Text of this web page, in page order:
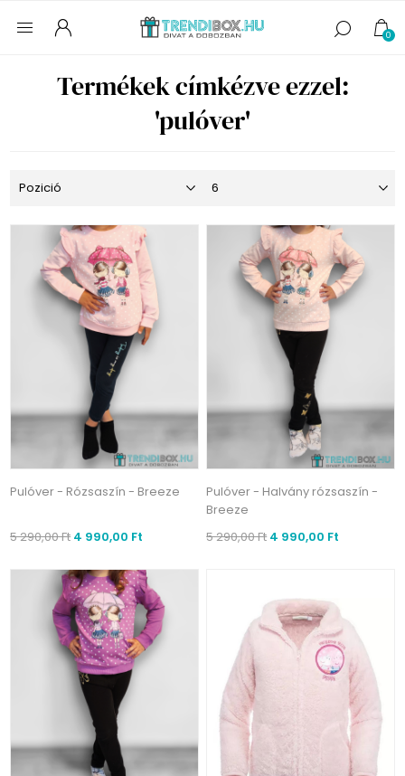
0
Termékek címkézve ezzel:
'pulóver'
Pulóver - Rózsaszín - Breeze
5 290,00 Ft 4 990,00 Ft
Pulóver - Halvány rózsaszín -
Breeze
5 290,00 Ft4 990,00 Ft